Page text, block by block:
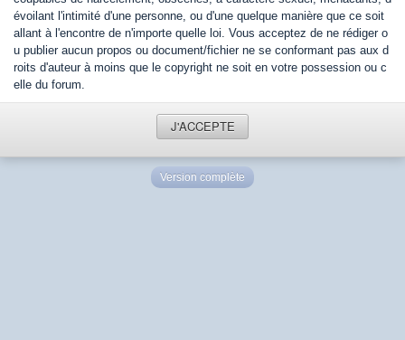
évoilant l'intimité d'une personne, ou d'une quelque manière que ce soit
allant à l'encontre de n'importe quelle loi. Vous acceptez de ne rédiger o
u publier aucun propos ou document/fichier ne se conformant pas aux d
roits d'auteur à moins que le copyright ne soit en votre possession ou c
elle du forum.
J'ACCEPTE
Version complète